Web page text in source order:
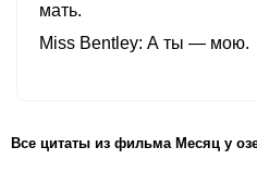
мать.
Miss Bentley А ты — мою.
Все цитаты из фильма Месяц у